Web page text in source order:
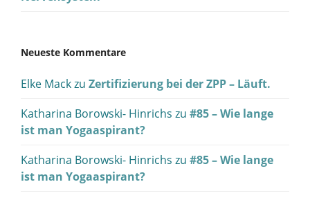
Neueste Kommentare
Elke Mackzu Zertifizierung bei der ZPP – Läuft.
Katharina Borowski- Hinrichs zu #85 – Wie lange
ist man Yogaaspirant?
Katharina Borowski- Hinrichs zu #85 – Wie lange
ist man Yogaaspirant?